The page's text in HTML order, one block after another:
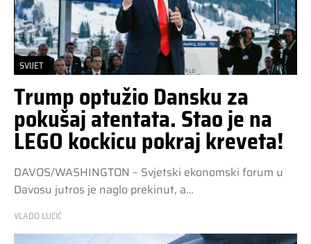
SVIJET
Trump optužio Dansku za
pokušaj atentata. Stao je na
LEGO kockicu pokraj kreveta!
DAVOS/WASHINGTON – Svjetski ekonomski forum u
Davosu jutros je naglo prekinut, a…
VLADO LUCIĆ